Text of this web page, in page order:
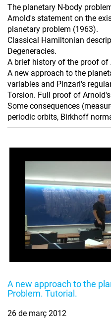
The planetary N-body
Arnold's statement on the
planetary problem (1963).
Classical Hamiltonian
Degeneracies.
A brief history of the proof of
A new approach to the
variables and Pinzari's
Torsion. Full proof of
Some consequences
periodic orbits, Birkhoff
A new approach to the
Problem. Tutorial.
26 de març 2012